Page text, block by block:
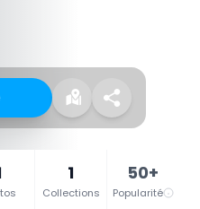
1
Collections
50+
Popularité